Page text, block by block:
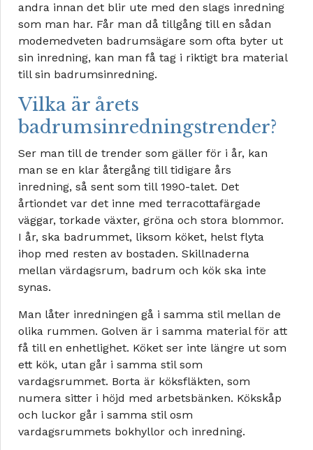
andra innan det blir ute med den slags inredning
som man har. Får man då tillgång till en sådan
modemedveten badrumsägare som ofta byter ut
sin inredning, kan man få tag i riktigt bra material
till sin badrumsinredning.
Vilka är årets
badrumsinredningstrender?
Ser man till de trender som gäller för i år, kan
man se en klar återgång till tidigare års
inredning, så sent som till 1990-talet. Det
årtiondet var det inne med terracottafärgade
väggar, torkade växter, gröna och stora blommor.
I år, ska badrummet, liksom köket, helst flyta
ihop med resten av bostaden. Skillnaderna
mellan värdagsrum, badrum och kök ska inte
synas.
Man låter inredningen gå i samma stil mellan de
olika rummen. Golven är i samma material för att
få till en enhetlighet. Köket ser inte längre ut som
ett kök, utan går i samma stil som
vardagsrummet. Borta är köksfläkten, som
numera sitter i höjd med arbetsbänken. Kökskåp
och luckor går i samma stil osm
vardagsrummets bokhyllor och inredning.